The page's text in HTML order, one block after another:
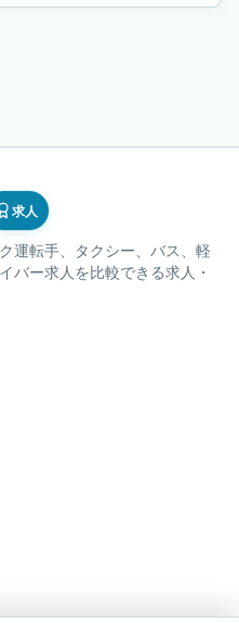
求人
運転手、タクシー、バス、軽
バー求人を比較できる求人・